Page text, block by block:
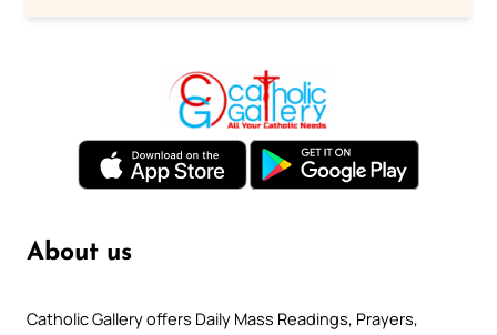
About us
Catholic Gallery offers Daily Mass Readings, Prayers,